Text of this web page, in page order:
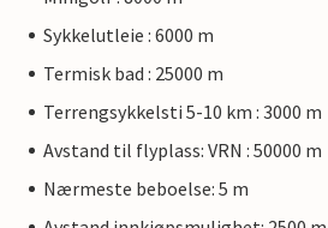
Sykkelutleie : 6000 m
Termisk bad : 25000 m
Terrengsykkelsti 5-10 km : 3000 m
Avstand til flyplass: VRN : 50000 m
Nærmeste beboelse: 5 m